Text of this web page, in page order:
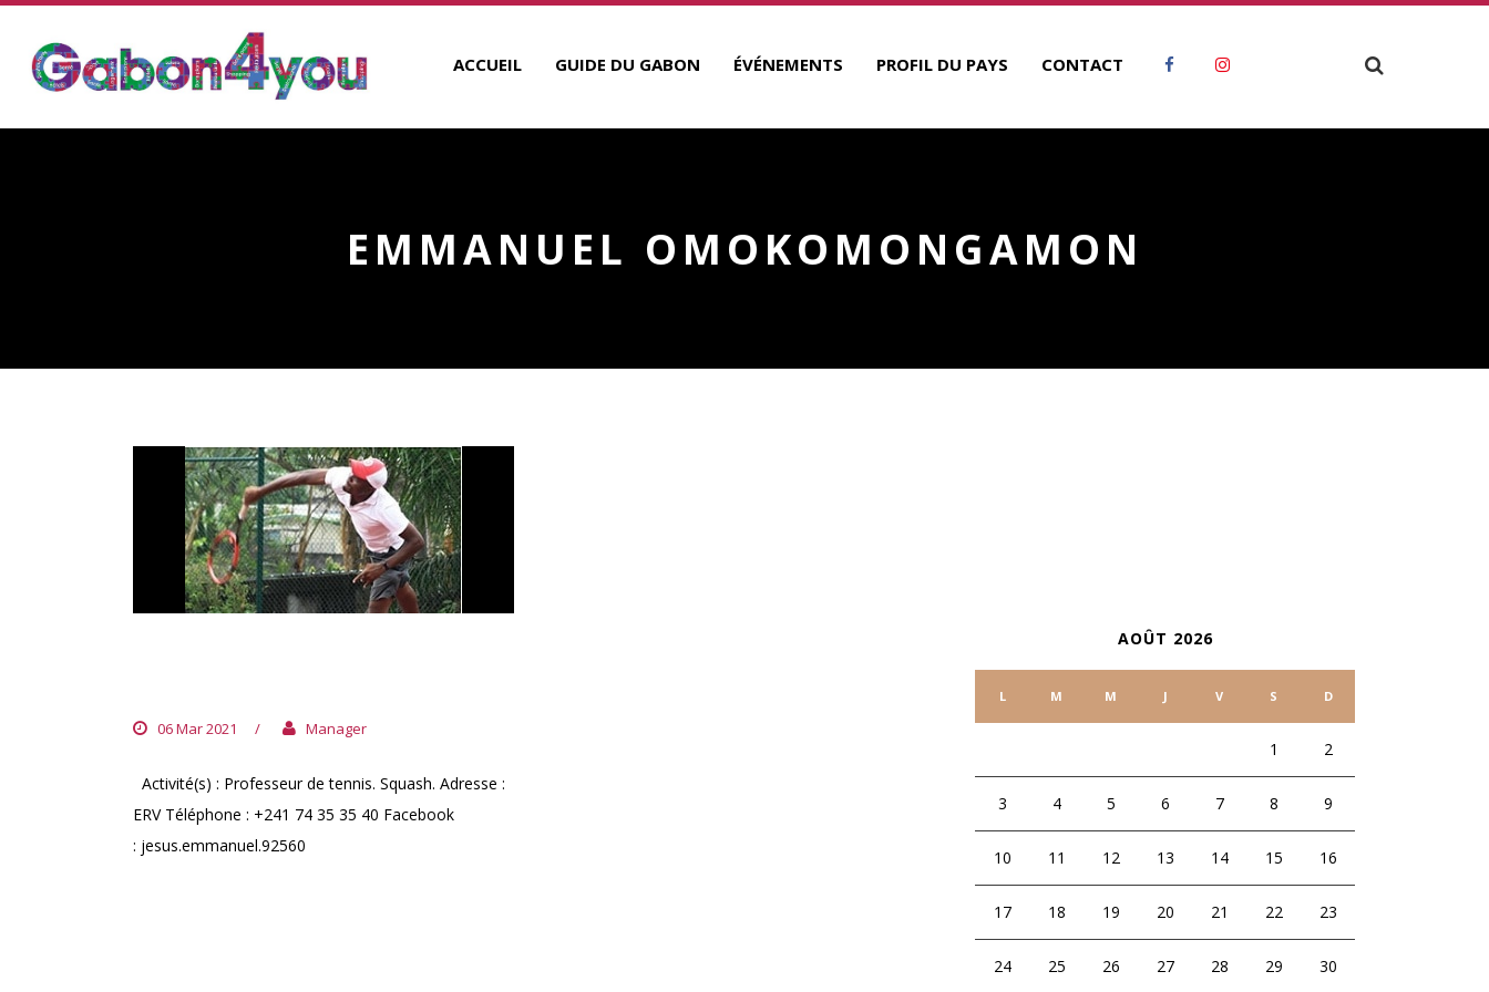
ACCUEIL GUIDE DU GABON ÉVÉNEMENTS PROFIL DU PAYS CONTACT
EMMANUEL OMOKOMONGAMON
06 Mar 2021 / Manager
Activité(s) : Professeur de tennis. Squash. Adresse :
ERV Téléphone : +241 74 35 35 40 Facebook
: jesus.emmanuel.92560
AOÛT 2026
L M M J V S D
1 2
3 4 5 6 7 8 9
10 11 12 13 14 15 16
17 18 19 20 21 22 23
24 25 26 27 28 29 30